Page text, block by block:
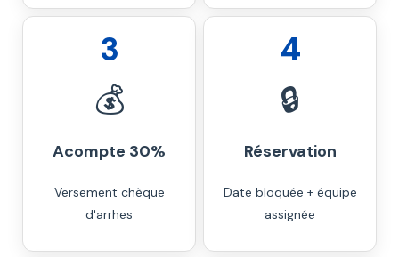
3
💰
Acompte 30%
Versement chèque
d'arrhes
4
🔒
Réservation
Date bloquée + équipe
assignée